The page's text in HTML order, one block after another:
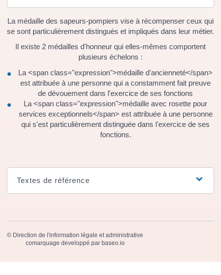
La médaille des sapeurs-pompiers vise à récompenser ceux qui
se sont particulièrement distingués et impliqués dans leur métier.
Il existe 2 médailles d'honneur qui elles-mêmes comportent
plusieurs échelons :
La <span class="expression">médaille d'ancienneté</span>
est attribuée à une personne qui a constamment fait preuve
de dévouement dans l'exercice de ses fonctions
La <span class="expression">médaille avec rosette pour
services exceptionnels</span> est attribuée à une personne
qui s'est particulièrement distinguée dans l'exercice de ses
fonctions.
Textes de référence
© Direction de l'information légale et administrative
comarquage developpé par baseo.io